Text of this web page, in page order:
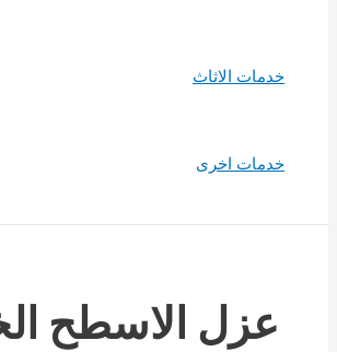
خدمات الاثاث
خدمات اخرى
عزل الاسطح